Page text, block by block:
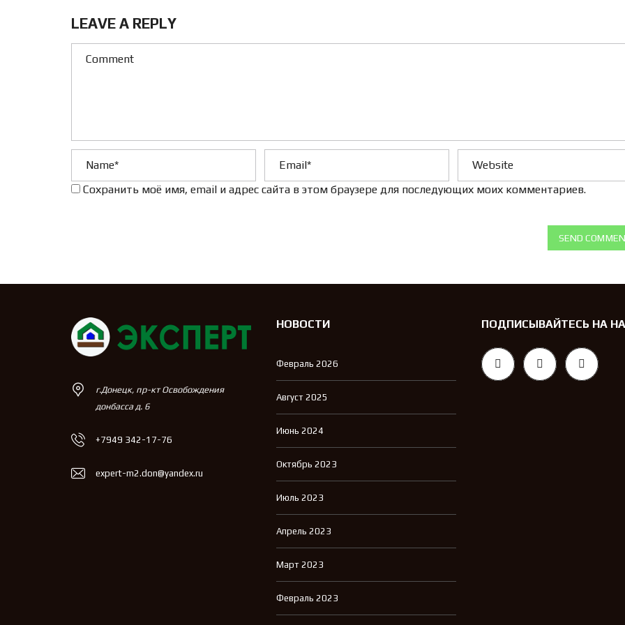
LEAVE A REPLY
Сохранить моё имя, email и адрес сайта в этом браузере для последующих моих комментариев.
SEND
г.Донецк, пр-кт Освобождения
донбасса д. 6
+7949 342-17-76
expert-m2.don@yandex.ru
НОВОСТИ
Февраль 2026
Август 2025
Июнь 2024
Октябрь 2023
Июль 2023
Апрель 2023
Март 2023
Февраль 2023
ПОДПИСЫВАЙТЕСЬ НА